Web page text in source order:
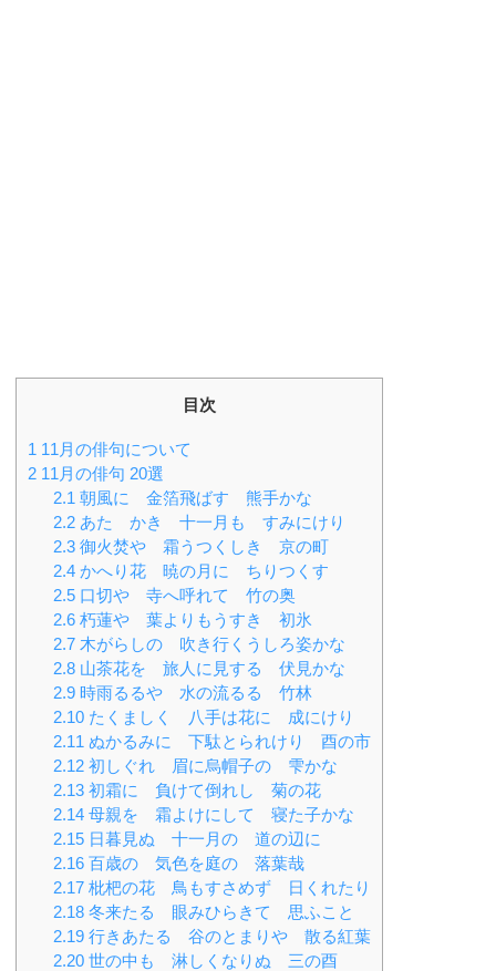
目次
1 11月の俳句について
2 11月の俳句 20選
2.1 朝風に 金箔飛ばす 熊手かな
2.2 あたゝかき 十一月も すみにけり
2.3 御火焚や 霜うつくしき 京の町
2.4 かへり花 暁の月に ちりつくす
2.5 口切や 寺へ呼れて 竹の奥
2.6 朽蓮や 葉よりもうすき 初氷
2.7 木がらしの 吹き行くうしろ姿かな
2.8 山茶花を 旅人に見する 伏見かな
2.9 時雨るるや 水の流るる 竹林
2.10 たくましく 八手は花に 成にけり
2.11 ぬかるみに 下駄とられけり 酉の市
2.12 初しぐれ 眉に烏帽子の 雫かな
2.13 初霜に 負けて倒れし 菊の花
2.14 母親を 霜よけにして 寝た子かな
2.15 日暮見ぬ 十一月の 道の辺に
2.16 百歳の 気色を庭の 落葉哉
2.17 枇杷の花 鳥もすさめず 日くれたり
2.18 冬来たる 眼みひらきて 思ふこと
2.19 行きあたる 谷のとまりや 散る紅葉
2.20 世の中も 淋しくなりぬ 三の酉